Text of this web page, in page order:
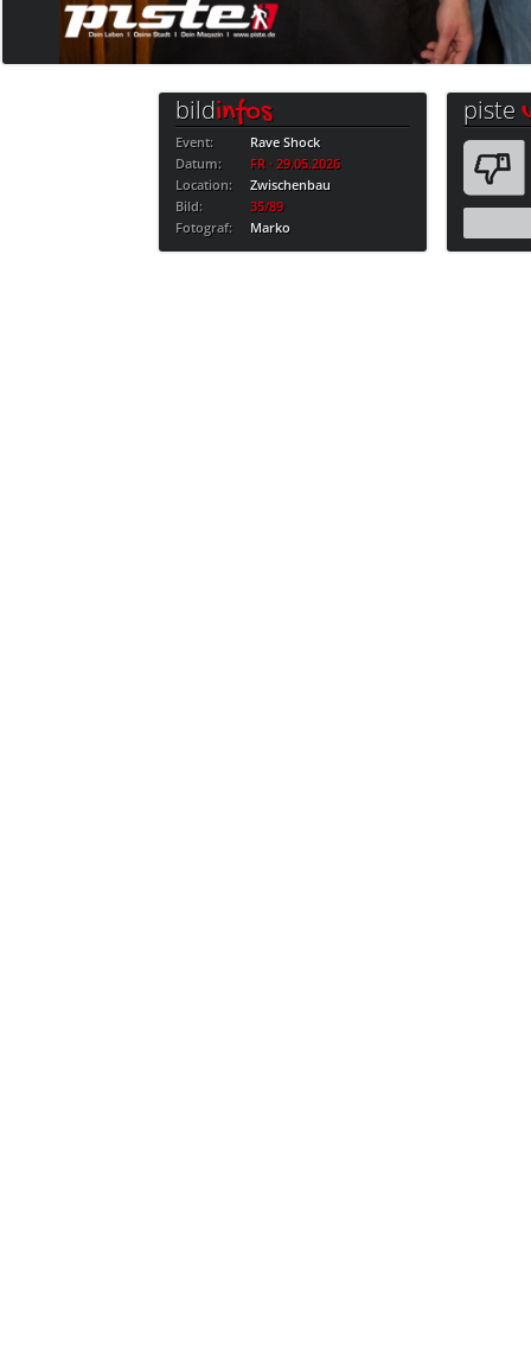
bildinfos
Event:
Rave Shock
Datum:
FR · 29.05.2026
Location:
Zwischenbau
Bild:
35/89
Fotograf:
Marko
piste